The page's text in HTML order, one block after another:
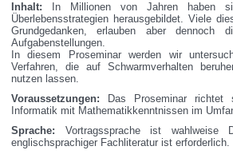
Inhalt: In Millionen von Jahren haben
Überlebensstrategien herausgebildet. Viele
Grundgedanken, erlauben aber dennoch
Aufgabenstellungen.
In diesem Proseminar werden wir
Verfahren, die auf Schwarmverhalten
nutzen lassen.
Voraussetzungen: Das Proseminar richtet
Informatik mit Mathematikkenntnissen im
Sprache: Vortragssprache ist wahlweise
englischsprachiger Fachliteratur ist erforderlich.